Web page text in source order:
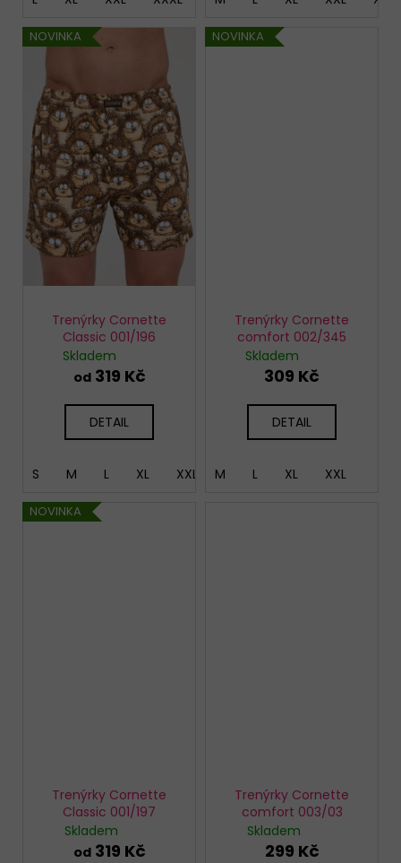
NOVINKA
Trenýrky Cornette
Classic 001/196
Skladem
od319 Kč
DETAIL
S M L XL XXL XXXL 4XL 5XL
NOVINKA
Trenýrky Cornette
comfort 002/345
Skladem
309 Kč
DETAIL
M L XL XXL
NOVINKA
Trenýrky Cornette
Classic 001/197
Skladem
od319 Kč
Trenýrky Cornette
comfort 003/03
Skladem
299 Kč